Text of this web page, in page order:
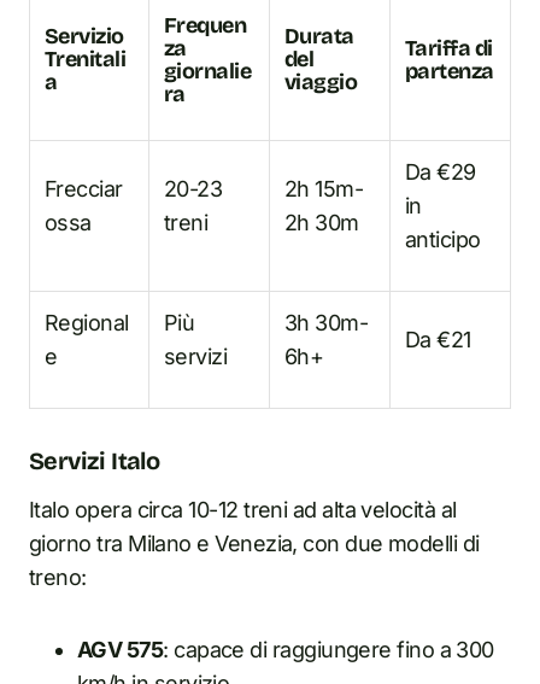
Servizio
Trenitali
a
Frequen
za
giornalie
ra
Durata
del
viaggio
Tariffa di
partenza
Frecciar
ossa
20-23
treni
2h 15m-
2h 30m
Da €29
in
anticipo
Regional
e
Più
servizi
3h 30m-
6h+
Da €21
Servizi Italo
Italo opera circa 10-12 treni ad alta velocità al
giorno tra Milano e Venezia, con due modelli di
treno:
AGV 575: capace di raggiungere fino a 300